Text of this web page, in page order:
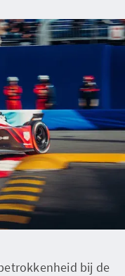
bij de